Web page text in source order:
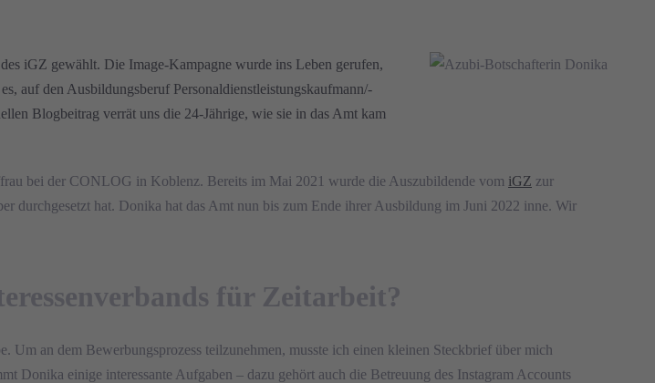
iGZ gewählt. Die Image-Kampagne wurde ins Leben gerufen,
auf den Ausbildungsberuf Personaldienstleistungskaufmann/-
Blogbeitrag verrät uns die 24-Jährige, wie sie in das Amt kam
bei der CONLOG in Koblenz. Bereits im Mai 2021 wurde die Auszubildende vom iGZ zur
durchgesetzt hat. Donika hat das Amt nun bis zum Ende ihrer Ausbildung im Juni 2022 inne. Wir
für Zeitarbeit?
an dem Bewerbungsprozess teilzunehmen, musste ich einen kleinen Steckbrief über mich
Donika einige interessante Aufgaben – dazu gehört auch die Betreuung des Instagram Accounts